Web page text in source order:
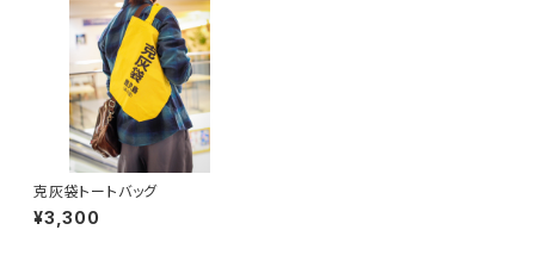
克灰袋トートバッグ
¥3,300